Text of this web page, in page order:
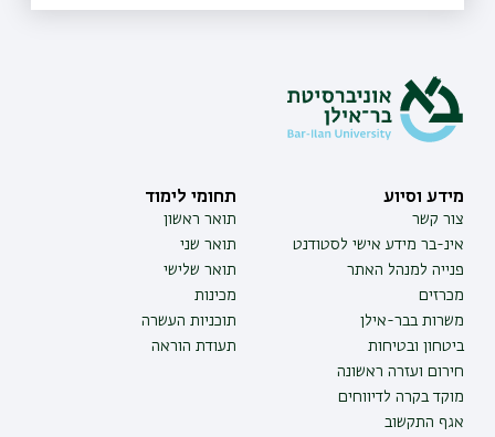
מידע וסיוע
צור קשר
אינ-בר מידע אישי לסטודנט
פנייה למנהל האתר
מכרזים
משרות בבר-אילן
ביטחון ובטיחות
חירום ועזרה ראשונה
מוקד בקרה לדיווחים
אגף התקשוב
תחומי לימוד
תואר ראשון
תואר שני
תואר שלישי
מכינות
תוכניות העשרה
תעודת הוראה